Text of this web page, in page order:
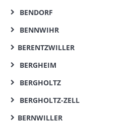
BENDORF
BENNWIHR
BERENTZWILLER
BERGHEIM
BERGHOLTZ
BERGHOLTZ-ZELL
BERNWILLER